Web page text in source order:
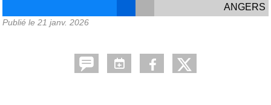
ANGERS
Publié le 21 janv. 2026